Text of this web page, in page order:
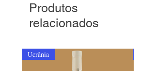
Produtos
relacionados
Ucrânia